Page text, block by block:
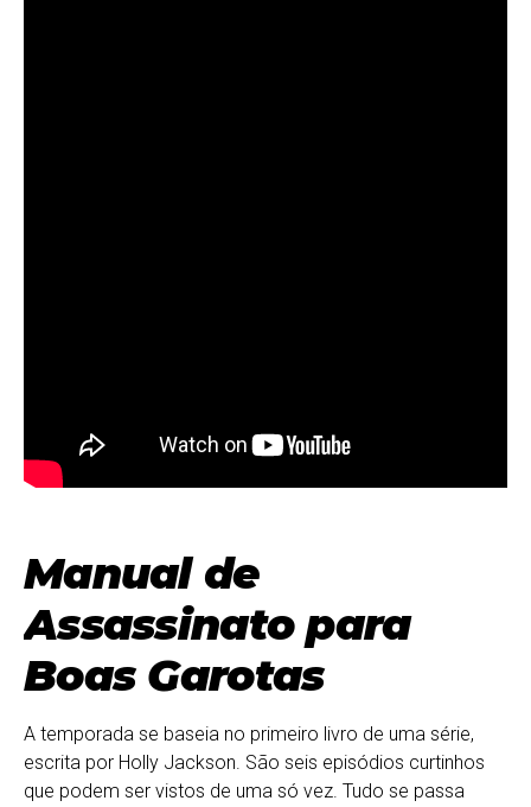
Manual de
Assassinato para
Boas Garotas
A temporada se baseia no primeiro livro de uma série,
escrita por Holly Jackson. São seis episódios curtinhos
que podem ser vistos de uma só vez. Tudo se passa